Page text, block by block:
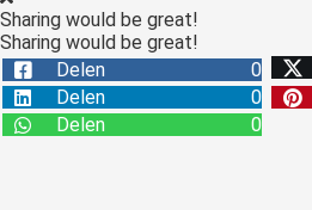
Sharing would be great!
Sharing would be great!
Delen
0
Delen
0
Delen
0